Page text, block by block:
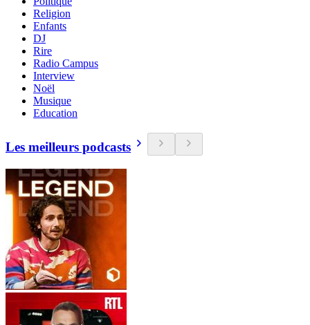
Religion
Enfants
DJ
Rire
Radio Campus
Interview
Noël
Musique
Education
Les meilleurs podcasts